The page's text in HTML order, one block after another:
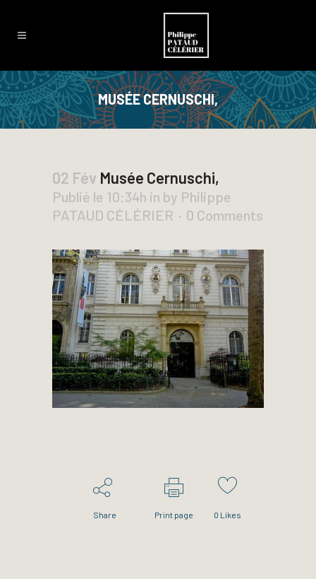
MUSÉE CERNUSCHI,
02 Fév Musée Cernuschi,
Publié le 10:34h in by Philippe
PATAUD CÉLÉRIER
0 Comments
Share Print page 0 Likes